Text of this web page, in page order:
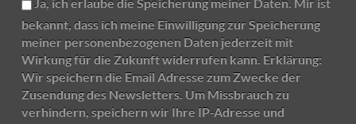
Ja, ich erlaube die Speicherung meiner Daten. Mir ist
bekannt, dass ich meine Einwilligung zur Speicherung
meiner personenbezogenen Daten jederzeit mit
Wirkung für die Zukunft widerrufen kann. Erklärung:
Wir speichern die Email Adresse zum Zwecke der
Zusendung des Newsletters. Um Missbrauch zu
verhindern, speichern wir Ihre IP-Adresse und